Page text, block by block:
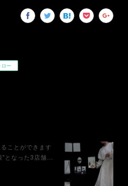
ロー
ことができます⁡
となった3店舗…